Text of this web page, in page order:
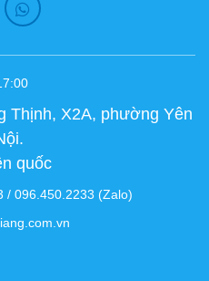
Thịnh, X2A, phường Yên
quốc
/ 096.450.2233 (Zalo)